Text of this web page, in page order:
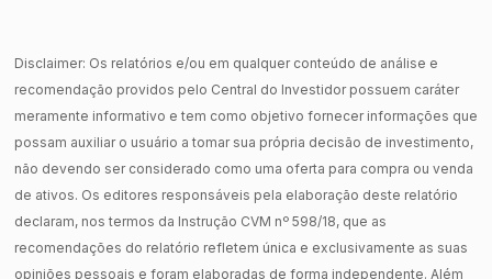
Disclaimer: Os relatórios e/ou em qualquer conteúdo de análise e
recomendação providos pelo Central do Investidor possuem caráter
meramente informativo e tem como objetivo fornecer informações que
possam auxiliar o usuário a tomar sua própria decisão de investimento,
não devendo ser considerado como uma oferta para compra ou venda
de ativos. Os editores responsáveis pela elaboração deste relatório
declaram, nos termos da Instrução CVM nº 598/18, que as
recomendações do relatório refletem única e exclusivamente as suas
opiniões pessoais e foram elaboradas de forma independente. Além